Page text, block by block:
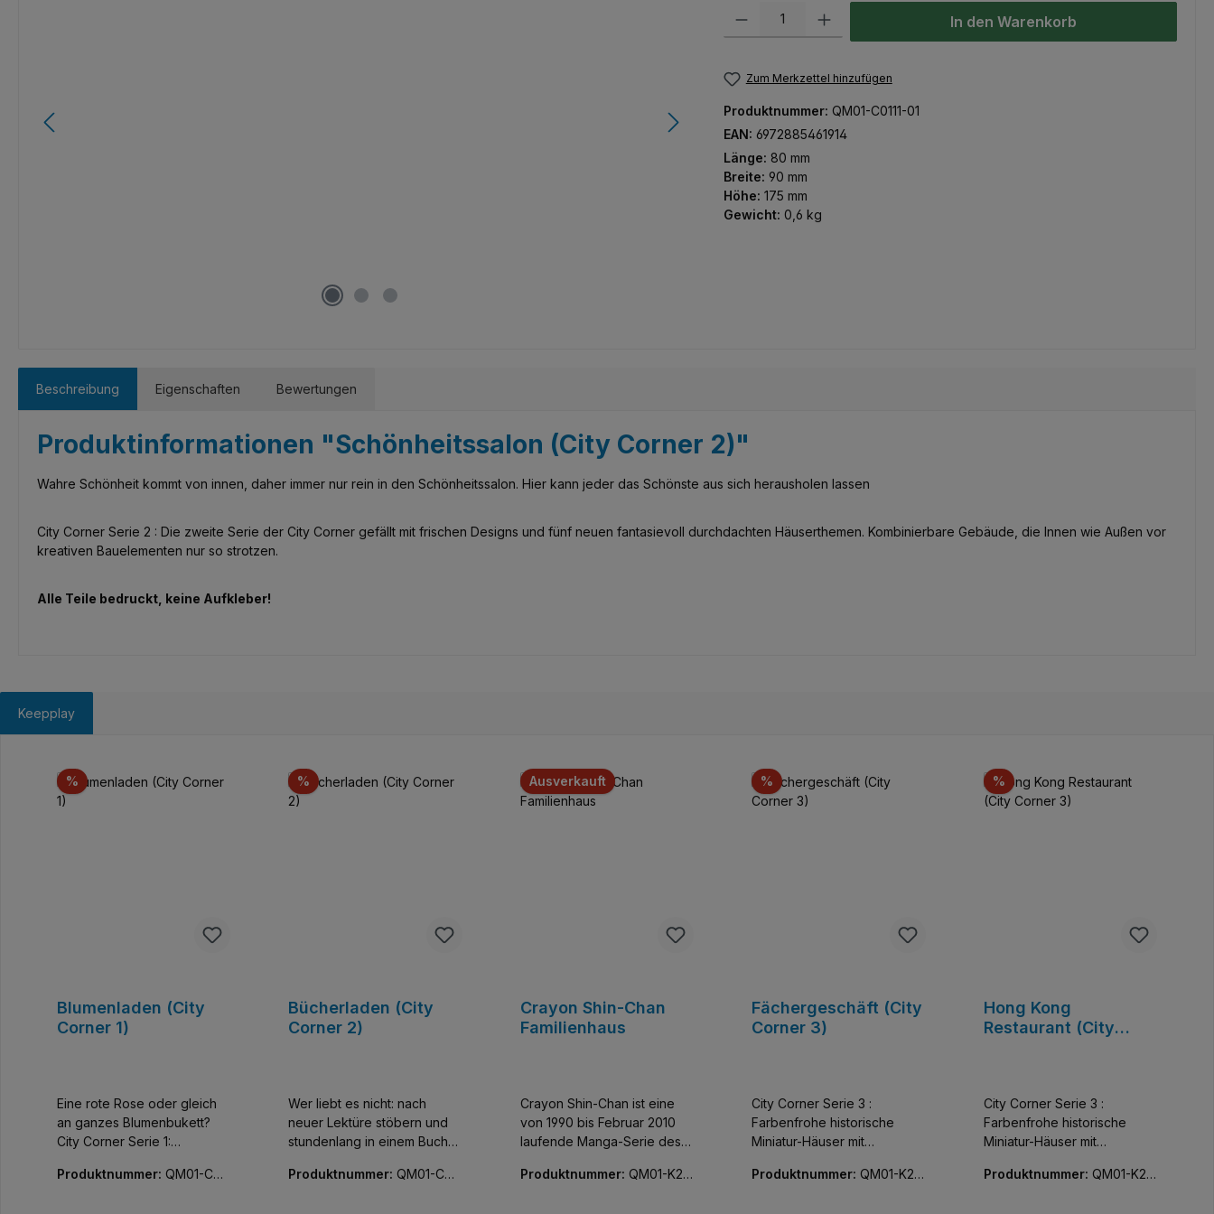
Produkt Anzahl: Gib den gewünschten Wert ein oder benutze die Schaltflächen
In den Warenkorb
Zum Merkzettel hinzufügen
Produktnummer: QM01-C0111-01
EAN: 6972885461914
Länge: 80 mm
Breite: 90 mm
Höhe: 175 mm
Gewicht: 0,6 kg
Beschreibung Eigenschaften Bewertungen
Produktinformationen "Schönheitssalon (City Corner 2)"
Wahre Schönheit kommt von innen, daher immer nur rein in den Schönheitssalon. Hier kann jeder das Schönste aus sich herausholen lassen
City Corner Serie 2 : Die zweite Serie der City Corner gefällt mit frischen Designs und fünf neuen fantasievoll durchdachten Häuserthemen. Kombinierbare Gebäude, die Innen wie Außen vor
kreativen Bauelementen nur so strotzen.
Alle Teile bedruckt, keine Aufkleber!
Keepplay
% Rabatt
Blumenladen (City
Corner 1)
Eine rote Rose oder gleich
an ganzes Blumenbukett?
City Corner Serie 1:
mit unglaublicher Detailfülle.
Produktnummer: QM01-C01
% Rabatt
Bücherladen (City
Corner 2)
Wer liebt es nicht: nach
neuer Lektüre stöbern und
stundenlang in einem Buch
2 : Die zweite Serie der City
Produktnummer:QM01-C01
Ausverkauft
Crayon Shin-Chan
Familienhaus
Crayon Shin-Chan ist eine
von 1990 bis Februar 2010
laufende Manga-Serie des
Yoshito Usui, die auch als
Produktnummer: QM01-K20
% Rabatt
Fächergeschäft (City
Corner 3)
City Corner Serie 3 :
Farbenfrohe historische
Miniatur-Häuser mit
Kleine klassische Schönheit ,
Produktnummer:QM01-K28
%Rabatt
Hong Kong
Restaurant (City
City Corner Serie 3 :
Farbenfrohe historische
Miniatur-Häuser mit
Kleine klassische
Produktnummer: QM01-K28